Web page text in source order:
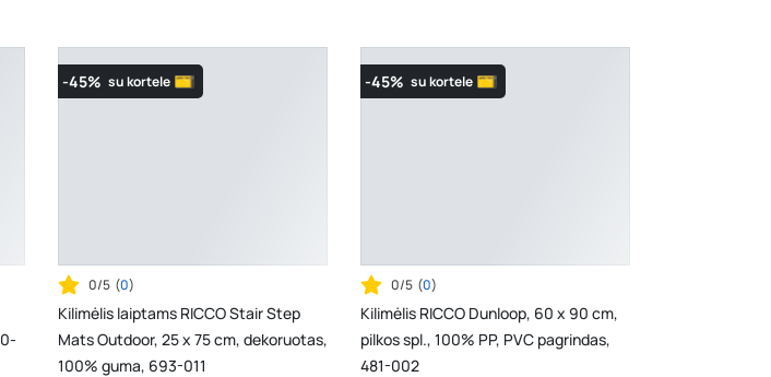
-45% su kortele
0/5 (0)
Kilimėlis laiptams RICCO Stair Step
Mats Outdoor, 25 x 75 cm, dekoruotas,
100% guma, 693-011
-45% su kortele
0/5 (0)
Kilimėlis RICCO Dunloop, 60 x 90 cm,
pilkos spl., 100% PP, PVC pagrindas,
481-002